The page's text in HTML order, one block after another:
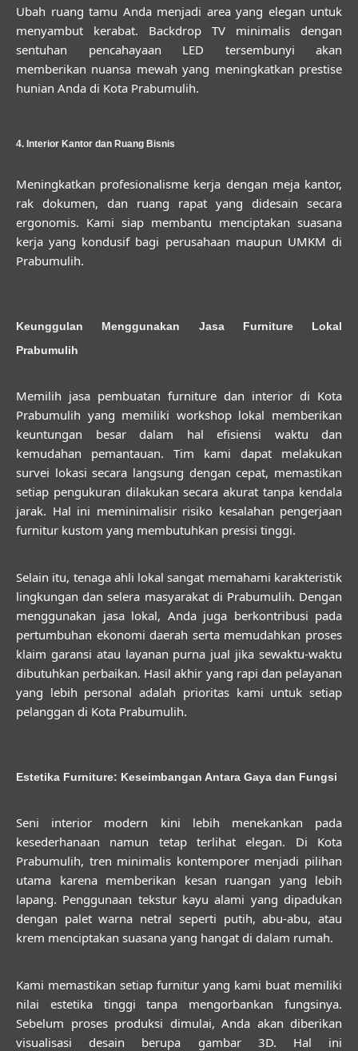
Ubah ruang tamu Anda menjadi area yang elegan untuk
menyambut kerabat. Backdrop TV minimalis dengan
sentuhan pencahayaan LED tersembunyi akan
memberikan nuansa mewah yang meningkatkan prestise
hunian Anda di Kota Prabumulih.
4. Interior Kantor dan Ruang Bisnis
Meningkatkan profesionalisme kerja dengan meja kantor,
rak dokumen, dan ruang rapat yang didesain secara
ergonomis. Kami siap membantu menciptakan suasana
kerja yang kondusif bagi perusahaan maupun UMKM di
Prabumulih.
Keunggulan Menggunakan Jasa Furniture Lokal
Prabumulih
Memilih jasa pembuatan furniture dan interior di Kota
Prabumulih yang memiliki workshop lokal memberikan
keuntungan besar dalam hal efisiensi waktu dan
kemudahan pemantauan. Tim kami dapat melakukan
survei lokasi secara langsung dengan cepat, memastikan
setiap pengukuran dilakukan secara akurat tanpa kendala
jarak. Hal ini meminimalisir risiko kesalahan pengerjaan
furnitur kustom yang membutuhkan presisi tinggi.
Selain itu, tenaga ahli lokal sangat memahami karakteristik
lingkungan dan selera masyarakat di Prabumulih. Dengan
menggunakan jasa lokal, Anda juga berkontribusi pada
pertumbuhan ekonomi daerah serta memudahkan proses
klaim garansi atau layanan purna jual jika sewaktu-waktu
dibutuhkan perbaikan. Hasil akhir yang rapi dan pelayanan
yang lebih personal adalah prioritas kami untuk setiap
pelanggan di Kota Prabumulih.
Estetika Furniture: Keseimbangan Antara Gaya dan Fungsi
Seni interior modern kini lebih menekankan pada
kesederhanaan namun tetap terlihat elegan. Di Kota
Prabumulih, tren minimalis kontemporer menjadi pilihan
utama karena memberikan kesan ruangan yang lebih
lapang. Penggunaan tekstur kayu alami yang dipadukan
dengan palet warna netral seperti putih, abu-abu, atau
krem menciptakan suasana yang hangat di dalam rumah.
Kami memastikan setiap furnitur yang kami buat memiliki
nilai estetika tinggi tanpa mengorbankan fungsinya.
Sebelum proses produksi dimulai, Anda akan diberikan
visualisasi desain berupa gambar 3D. Hal ini